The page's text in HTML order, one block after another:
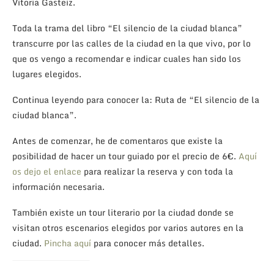
Toda la trama del libro “El silencio de la ciudad blanca”
transcurre por las calles de la ciudad en la que vivo, por lo
que os vengo a recomendar e indicar cuales han sido los
lugares elegidos.
Continua leyendo para conocer la: Ruta de “El silencio de la
ciudad blanca”.
Antes de comenzar, he de comentaros que existe la
posibilidad de hacer un tour guiado por el precio de 6€. Aquí
os dejo el enlace para realizar la reserva y con toda la
información necesaria.
También existe un tour literario por la ciudad donde se
visitan otros escenarios elegidos por varios autores en la
ciudad. Pincha aquí para conocer más detalles.